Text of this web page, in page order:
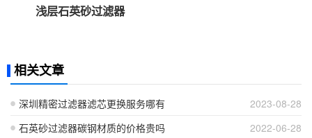
浅层石英砂过滤器
相关文章
2023-08-28
深圳精密过滤器滤芯更换服务哪有
2022-06-28
石英砂过滤器碳钢材质的价格贵吗